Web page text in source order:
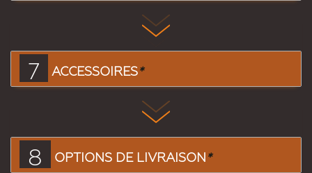
7 ACCESSOIRES*
8 OPTIONS DE LIVRAISON*